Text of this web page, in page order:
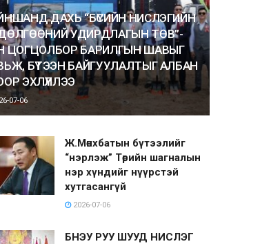
ДАХЬ “БҮСИЙН НИСЛЭГИЙН
УДИРДЛАГЫН ТӨВ”-
ЦОГЦОЛБОР БАРИЛГЫН ШАВЫГ
БҮТЭЭН БАЙГУУЛАЛТЫГ АЛБАН
ЭХЛҮҮЛЛЭЭ
07-06
Ж.Мөнхбатын бүтээлийг
“нэрлэж” Төрийн шагналын
нэр хүндийг нүүрстэй
хутгасангүй
2026-07-06
БНЭУ РУУ ШУУД НИСЛЭГ